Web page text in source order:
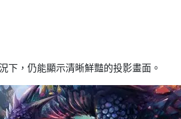
下，仍能顯示清晰鮮豔的投影畫面。